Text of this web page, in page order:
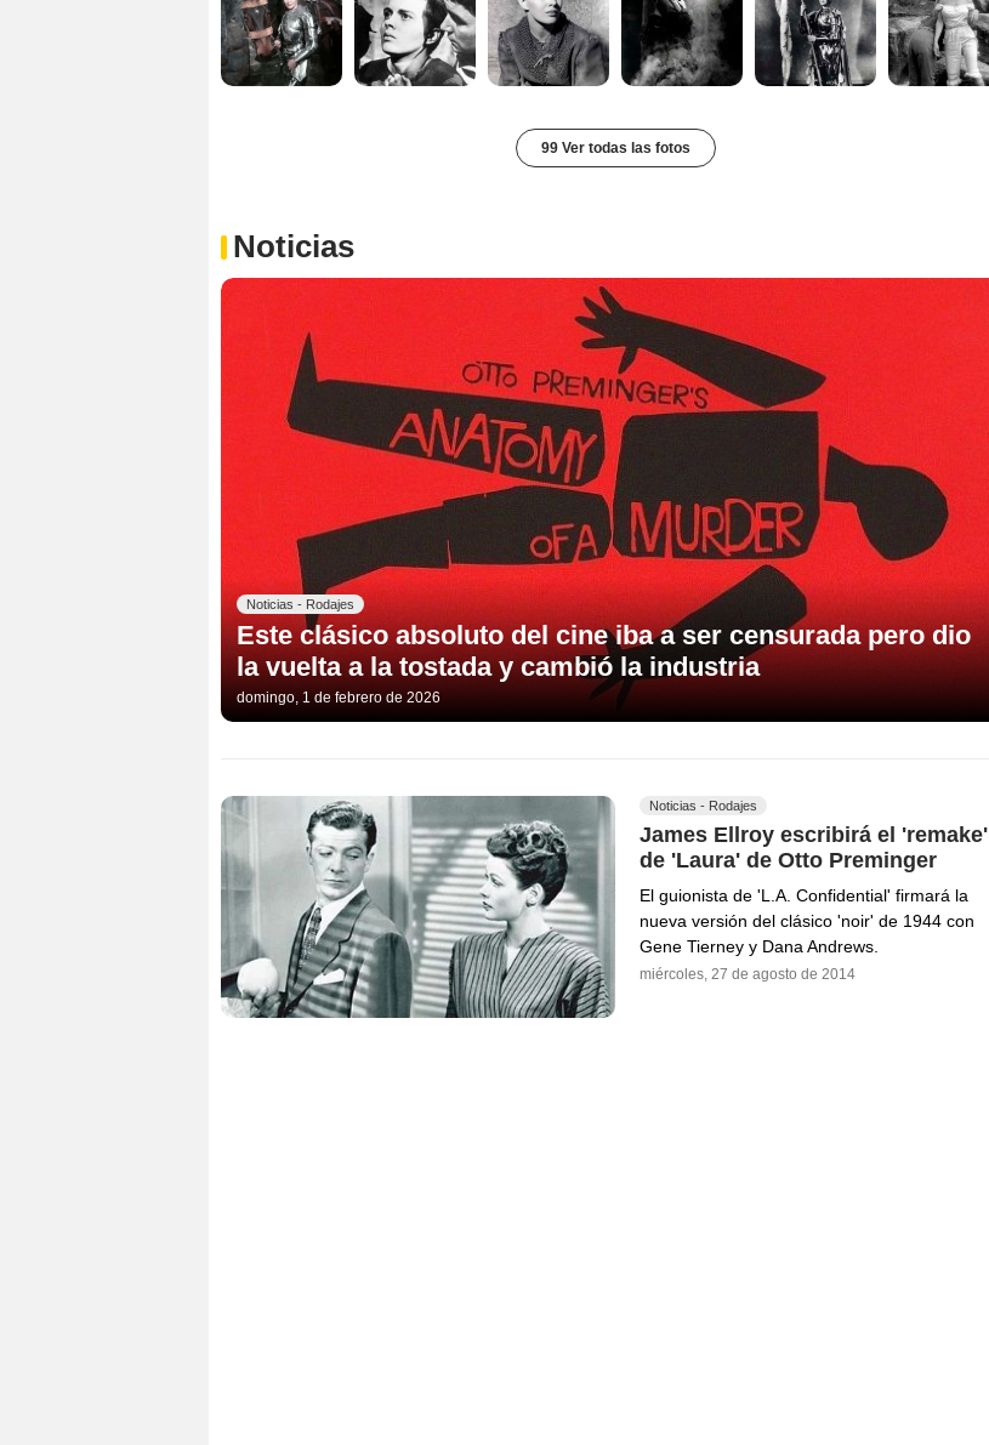
99 Ver todas las fotos
Noticias
Noticias - Rodajes
Este clásico absoluto del cine iba a ser censurada pero dio
la vuelta a la tostada y cambió la industria
domingo, 1 de febrero de 2026
Noticias - Rodajes
James Ellroy escribirá el 'remake'
de 'Laura' de Otto Preminger
El guionista de 'L.A. Confidential' firmará la
nueva versión del clásico 'noir' de 1944 con
Gene Tierney y Dana Andrews.
miércoles, 27 de agosto de 2014